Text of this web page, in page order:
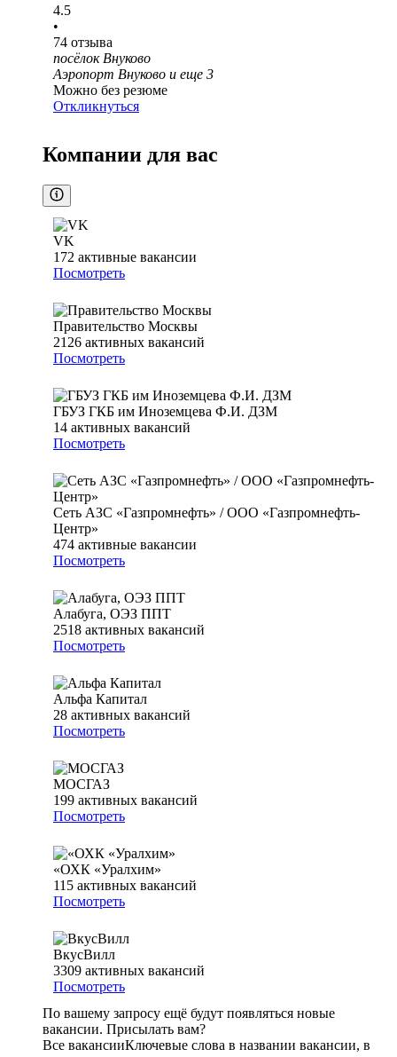
4.5
•
74 отзыва
посёлок Внуково
Аэропорт Внуково и еще 3
Можно без резюме
Откликнуться
Компании для вас
VK
172 активные вакансии
Посмотреть
Правительство Москвы
2126 активных вакансий
Посмотреть
ГБУЗ ГКБ им Иноземцева Ф.И. ДЗМ
14 активных вакансий
Посмотреть
Сеть АЗС «Газпромнефть» / ООО «Газпромнефть-
Центр»
474 активные вакансии
Посмотреть
Алабуга, ОЭЗ ППТ
2518 активных вакансий
Посмотреть
Альфа Капитал
28 активных вакансий
Посмотреть
МОСГАЗ
199 активных вакансий
Посмотреть
«ОХК «Уралхим»
115 активных вакансий
Посмотреть
ВкусВилл
3309 активных вакансий
Посмотреть
По вашему запросу ещё будут появляться новые
вакансии. Присылать вам?
Все вакансииКлючевые слова в названии вакансии, в